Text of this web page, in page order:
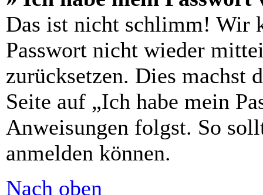
Das ist nicht schlimm! Wir
Passwort nicht wieder
zurücksetzen. Dies machst
Seite auf „Ich habe mein
Anweisungen folgst. So
anmelden können.
Nach oben